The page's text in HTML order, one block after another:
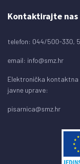
Kontaktirajte nas
telefon: 044/500-330,
email: info@smz.hr
Elektronička kontaktna
javne uprave:
pisarnica@smz.hr